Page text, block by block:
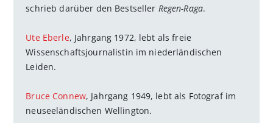
schrieb darüber den Bestseller Regen-Raga.
Ute Eberle, Jahrgang 1972, lebt als freie
Wissenschaftsjournalistin im niederländischen
Leiden.
Bruce Connew, Jahrgang 1949, lebt als Fotograf im
neuseeländischen Wellington.